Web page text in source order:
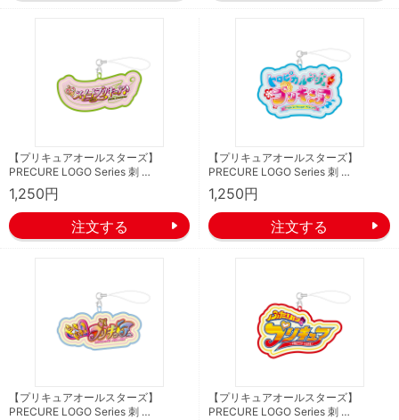
【プリキュアオールスターズ】
PRECURE LOGO Series 刺 …
1,250円
【プリキュアオールスターズ】
PRECURE LOGO Series 刺 …
1,250円
【プリキュアオールスターズ】
PRECURE LOGO Series 刺 …
【プリキュアオールスターズ】
PRECURE LOGO Series 刺 …